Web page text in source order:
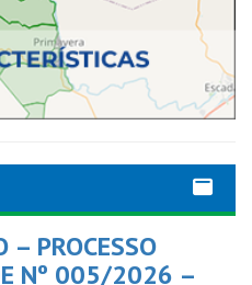
– PROCESSO
Nº 005/2026 –